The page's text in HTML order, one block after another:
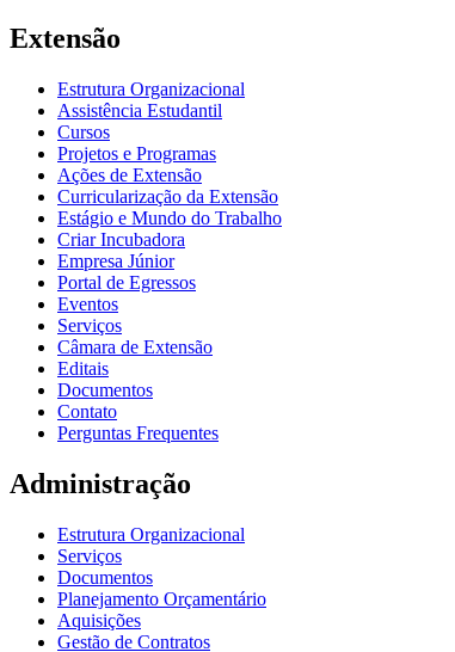
Extensão
Estrutura Organizacional
Assistência Estudantil
Cursos
Projetos e Programas
Ações de Extensão
Curricularização da Extensão
Estágio e Mundo do Trabalho
Criar Incubadora
Empresa Júnior
Portal de Egressos
Eventos
Serviços
Câmara de Extensão
Editais
Documentos
Contato
Perguntas Frequentes
Administração
Estrutura Organizacional
Serviços
Documentos
Planejamento Orçamentário
Aquisições
Gestão de Contratos